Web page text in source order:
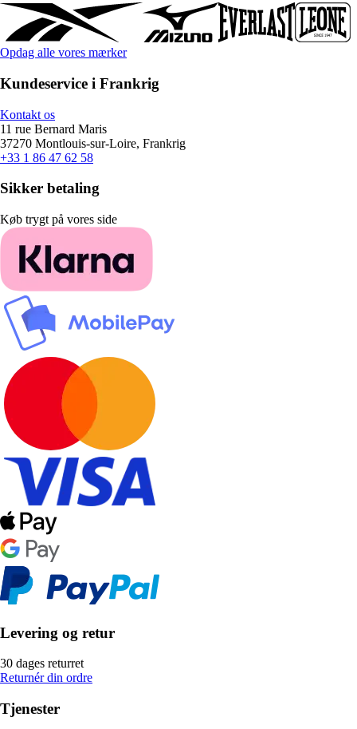
Opdag alle vores mærker
Kundeservice i Frankrig
Kontakt os
11 rue Bernard Maris
37270 Montlouis-sur-Loire, Frankrig
+33 1 86 47 62 58
Sikker betaling
Køb trygt på vores side
Levering og retur
30 dages returret
Returnér din ordre
Tjenester